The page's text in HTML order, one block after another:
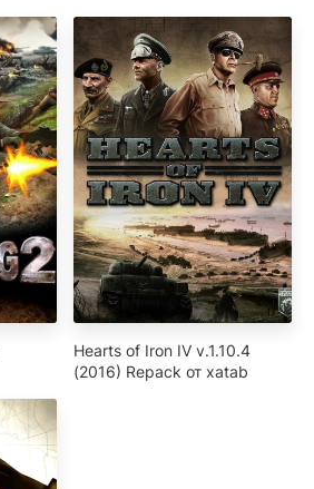
Hearts of Iron IV v.1.10.4
(2016) Repack от xatab